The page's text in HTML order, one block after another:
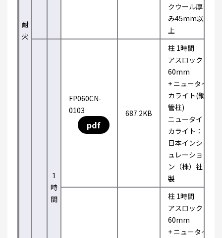
耐
火
クウール厚
み45mm以
上
1
時
間
FP060CN-
0103
pdf
687.2KB
柱 1時間
アスロック
60mm
+ ニュータイ
カライト(鋼
管柱)
ニュータイ
カライト：
日本インシ
ュレーショ
ン（株）社
製
柱 1時間
アスロック
60mm
+ ニュータイ